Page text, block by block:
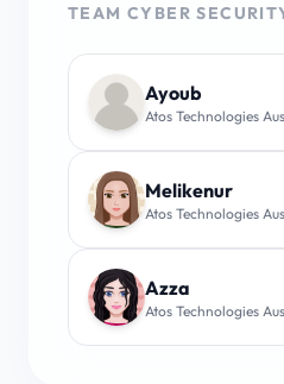
TEAM CYBER
Ayoub
Atos Technologies
Melikenur
Atos Technologies
Azza
Atos Technologies